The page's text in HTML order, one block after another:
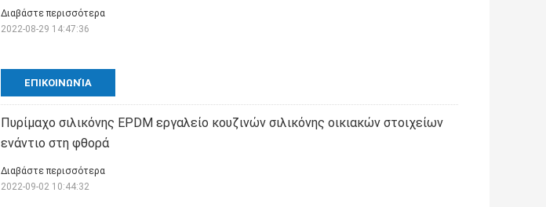
ΕΠΙΚΟΙΝΩΝΊΑ
Διαβάστε περισσότερα
2022-08-29 14:47:36
Πυρίμαχο σιλικόνης EPDM εργαλείο κουζινών σιλικόνης οικιακών στοιχείων
ενάντιο στη φθορά
Διαβάστε περισσότερα
2022-09-02 10:44:32